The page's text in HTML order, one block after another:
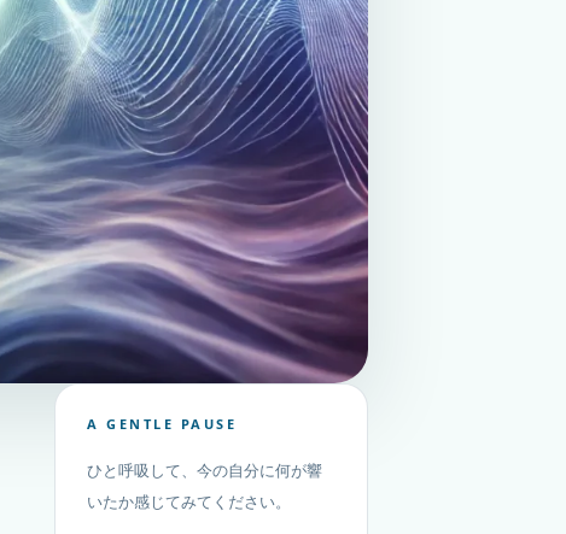
A GENTLE PAUSE
ひと呼吸して、今の自分に何が響
いたか感じてみてください。